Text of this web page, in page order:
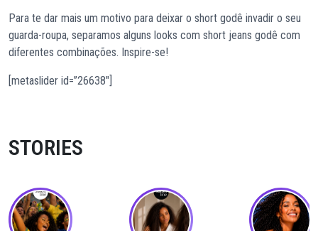
Para te dar mais um motivo para deixar o short godê invadir o seu
guarda-roupa, separamos alguns looks com short jeans godê com
diferentes combinações. Inspire-se!
[metaslider id=”26638″]
STORIES